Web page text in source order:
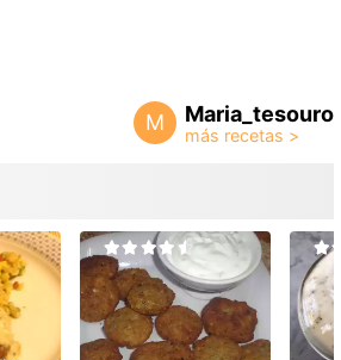
M Maria_tesouro